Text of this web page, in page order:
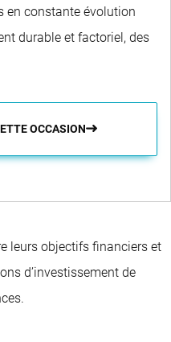
en constante évolution
durable et factoriel, des
OCCASION
leurs objectifs financiers et
d’investissement de